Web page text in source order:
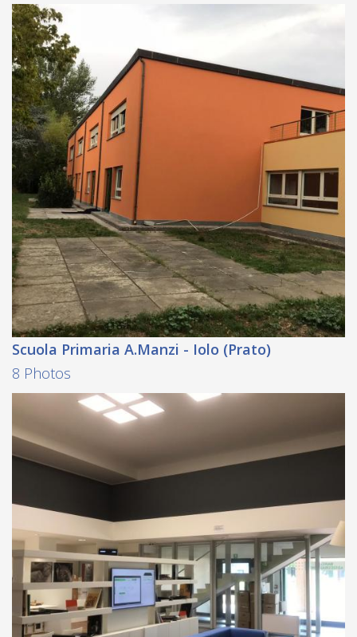
Scuola Primaria A.Manzi - Iolo (Prato)
8 Photos